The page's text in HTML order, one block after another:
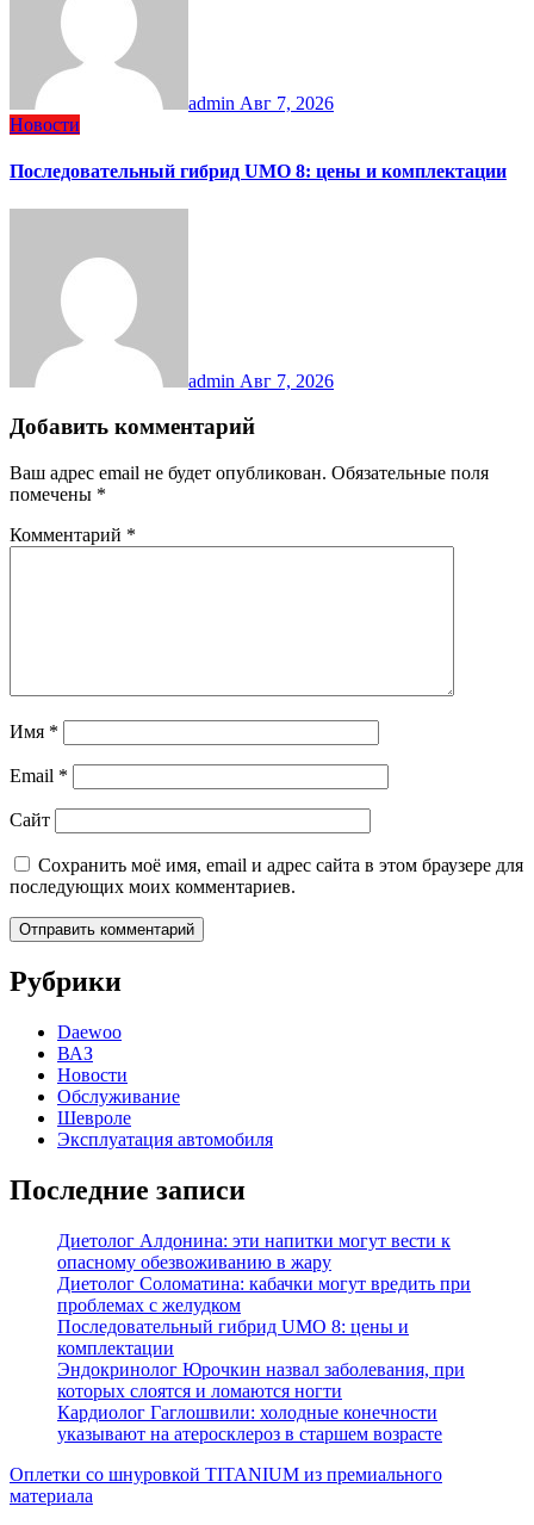
admin Авг 7, 2026
Новости
Последовательный гибрид UMO 8: цены и комплектации
admin Авг 7, 2026
Добавить комментарий
Ваш адрес email не будет опубликован. Обязательные поля
помечены *
Комментарий *
Имя *
Email *
Сайт
Сохранить моё имя, email и адрес сайта в этом браузере для
последующих моих комментариев.
Рубрики
Daewoo
ВАЗ
Новости
Обслуживание
Шевроле
Эксплуатация автомобиля
Последние записи
Диетолог Алдонина: эти напитки могут вести к
опасному обезвоживанию в жару
Диетолог Соломатина: кабачки могут вредить при
проблемах с желудком
Последовательный гибрид UMO 8: цены и
комплектации
Эндокринолог Юрочкин назвал заболевания, при
которых слоятся и ломаются ногти
Кардиолог Гаглошвили: холодные конечности
указывают на атеросклероз в старшем возрасте
Оплетки со шнуровкой TITANIUM из премиального
материала